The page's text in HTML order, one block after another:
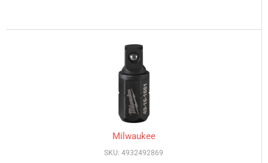
Milwaukee
SKU: 4932492869